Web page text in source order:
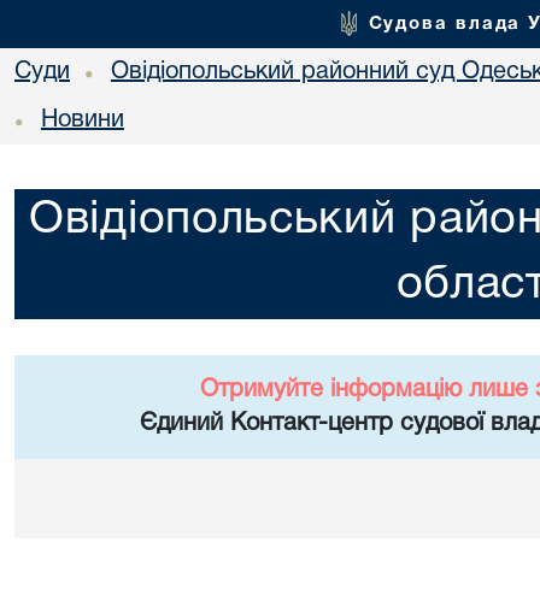
Судова влада
Суди • Овідіопольський районний суд
• Новини
Овідіопольський
Отримуйте інформацію лише
Єдиний Контакт-центр судової